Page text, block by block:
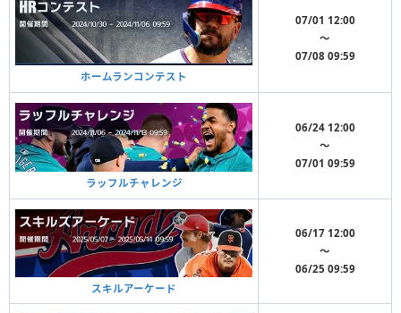
ホームランコンテスト
07/01 12:00
〜
07/08 09:59
ラッフルチャレンジ
06/24 12:00
〜
07/01 09:59
スキルアーケード
06/17 12:00
〜
06/25 09:59